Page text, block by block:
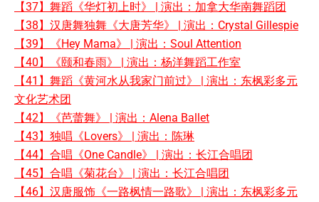
【37】舞蹈《华灯初上时》 | 演出：加拿大华南舞蹈团
【38】汉唐舞独舞《大唐芳华》 | 演出：Crystal Gillespie
【39】《Hey Mama》 | 演出：Soul Attention
【40】《颐和春雨》 | 演出：杨洋舞蹈工作室
【41】舞蹈《黄河水从我家门前过》 | 演出：东枫彩多元
文化艺术团
【42】《芭蕾舞》 | 演出：Alena Ballet
【43】独唱《Lovers》 | 演出：陈琳
【44】合唱《One Candle》 | 演出：长江合唱团
【45】合唱《菊花台》 | 演出：长江合唱团
【46】汉唐服饰《一路枫情一路歌》 | 演出：东枫彩多元